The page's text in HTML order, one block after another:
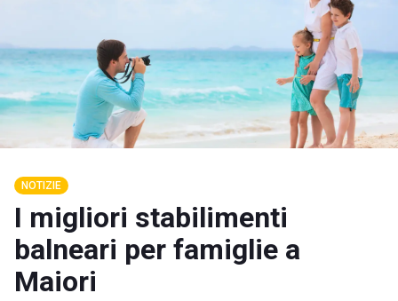
NOTIZIE
I migliori stabilimenti
balneari per famiglie a
Maiori